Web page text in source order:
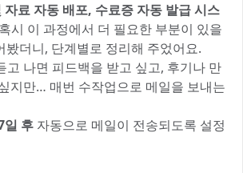
자료 자동 배포, 수료증 자동 발급 시스
혹시 이 과정에서 더 필요한 부분이 있을
봤더니, 단계별로 정리해 주었어요.
고 나면 피드백을 받고 싶고, 후기나 만
지만… 매번 수작업으로 메일을 보내는
일 후 자동으로 메일이 전송되도록 설정